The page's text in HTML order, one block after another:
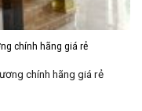
chính hãng giá rẻ
chính hãng giá rẻ